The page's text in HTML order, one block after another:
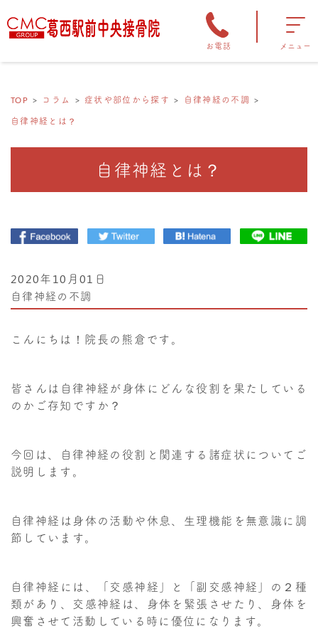
お電話 メニュー
TOP コラム 症状や部位から探す
自律神経の不調
自律神経とは？
自律神経とは？
2020年10月01日
自律神経の不調
こんにちは！院長の熊倉です。
皆さんは自律神経が身体にどんな役割を果たしている
のかご存知ですか？
今回は、自律神経の役割と関連する諸症状についてご
説明します。
自律神経は身体の活動や休息、生理機能を無意識に調
節しています。
自律神経には、「交感神経」と「副交感神経」の２種
類があり、交感神経は、身体を緊張させたり、身体を
興奮させて活動している時に優位になります。